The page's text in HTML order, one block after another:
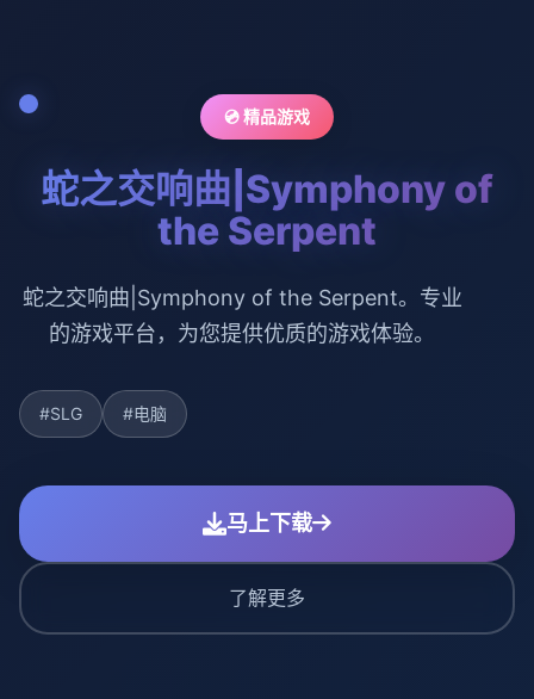
💿 精品游戏
蛇之交响曲|Symphony of
the Serpent
蛇之交响曲|Symphony of the Serpent。专业
的游戏平台，为您提供优质的游戏体验。
#SLG #电脑
马上下载
了解更多